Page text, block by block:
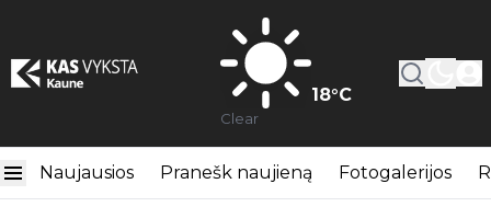
18°C
Clear
Naujausios Pranešk naujieną Fotogalerijos